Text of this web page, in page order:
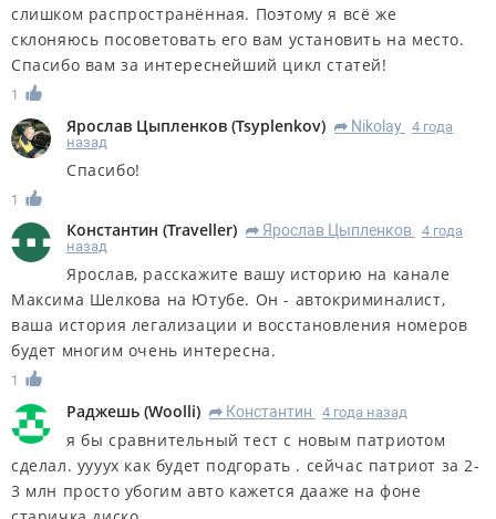
слишком распространённая. Поэтому я всё же
склоняюсь посоветовать его вам установить на место.
Спасибо вам за интереснейший цикл статей!
1
Ярослав Цыпленков (Tsyplenkov) R Nikolay 4 года
назад
Спасибо!
1
Константин (Traveller) R Ярослав Цыпленков
4 года
назад
Ярослав, расскажите вашу историю на канале
Максима Шелкова на Ютубе. Он - автокриминалист,
ваша история легализации и восстановления номеров
будет многим очень интересна.
1
Раджешь (Woolli) R Константин 4 года назад
я бы сравнительный тест с новым патриотом
сделал. уууух как будет подгорать . сейчас патриот за 2-
3 млн просто убогим авто кажется дааже на фоне